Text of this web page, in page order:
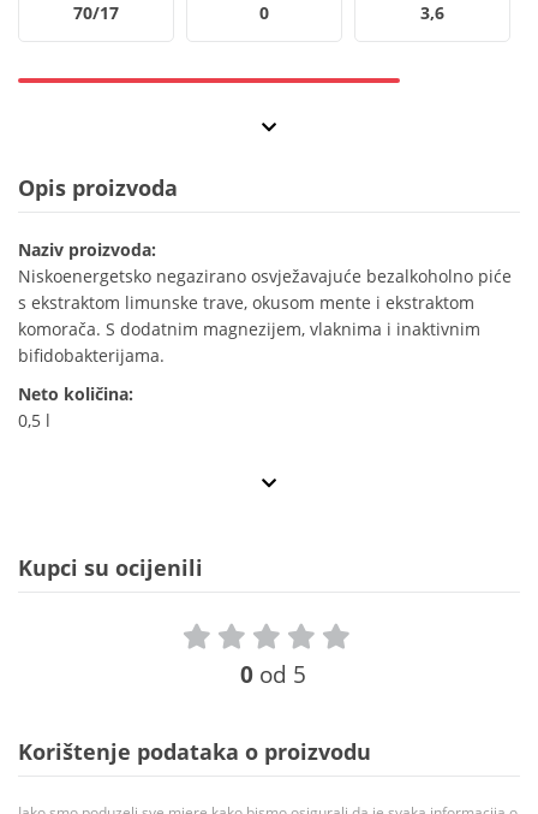
70/17 0 3,6
Opis proizvoda
Naziv proizvoda:
Niskoenergetsko negazirano osvježavajuće bezalkoholno piće
s ekstraktom limunske trave, okusom mente i ekstraktom
komorača. S dodatnim magnezijem, vlaknima i inaktivnim
bifidobakterijama.
Neto količina:
0,5 l
Kupci su ocijenili
0 od 5
Korištenje podataka o proizvodu